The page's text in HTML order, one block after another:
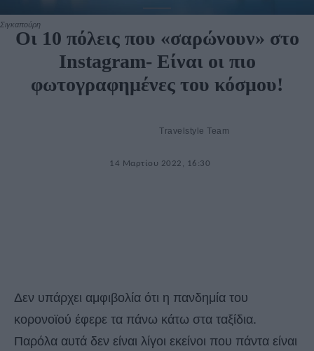
Σιγκαπούρη
Οι 10 πόλεις που «σαρώνουν» στο
Instagram- Είναι οι πιο
φωτογραφημένες του κόσμου!
Travelstyle Team
14 Μαρτίου 2022, 16:30
Δεν υπάρχει αμφιβολία ότι η πανδημία του
κορονοϊού έφερε τα πάνω κάτω στα ταξίδια.
Παρόλα αυτά δεν είναι λίγοι εκείνοι που πάντα είναι